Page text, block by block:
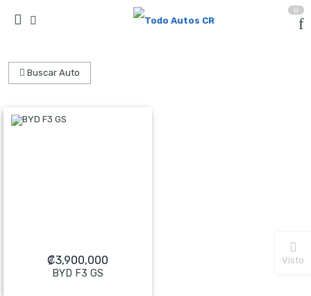
0
Buscar Auto
₡3,900,000
BYD F3 GS
Visto